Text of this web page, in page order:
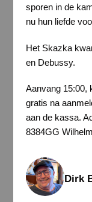
sporen in de
nu hun liefde
Het Skazka
en Debussy.
Aanvang 15:00,
gratis na
aan de kassa.
8384GG
Dirk